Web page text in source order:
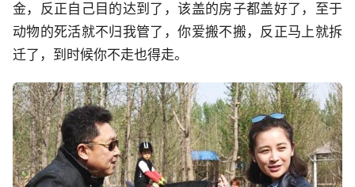
金，反正自己目的达到了，该盖的房子都盖好了，至于
动物的死活就不归我管了，你爱搬不搬，反正马上就拆
迁了，到时候你不走也得走。